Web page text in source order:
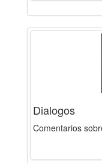
Dialogos
Comentarios